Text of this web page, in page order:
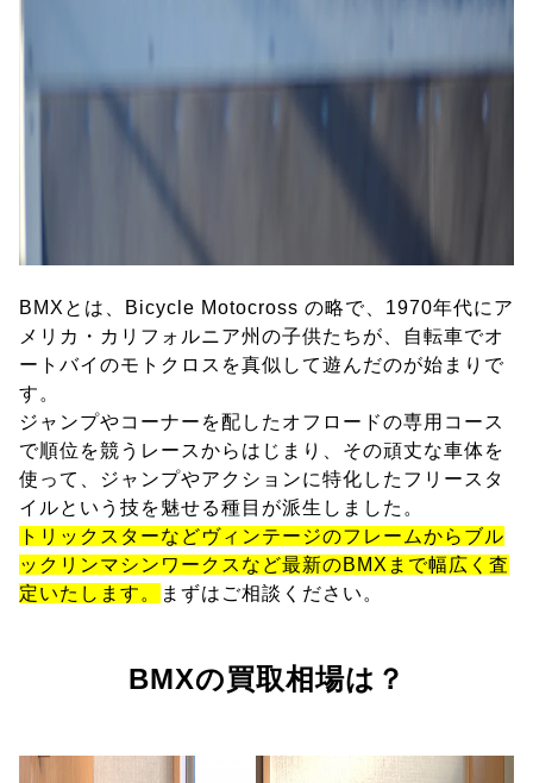
BMXとは、Bicycle Motocross の略で、1970年代にア
メリカ・カリフォルニア州の子供たちが、自転車でオ
ートバイのモトクロスを真似して遊んだのが始まりで
す。
ジャンプやコーナーを配したオフロードの専用コース
で順位を競うレースからはじまり、その頑丈な車体を
使って、ジャンプやアクションに特化したフリースタ
イルという技を魅せる種目が派生しました。
トリックスターなどヴィンテージのフレームからブル
ックリンマシンワークスなど最新のBMXまで幅広く査
定いたします。
まずはご相談ください。
BMXの買取相場は？